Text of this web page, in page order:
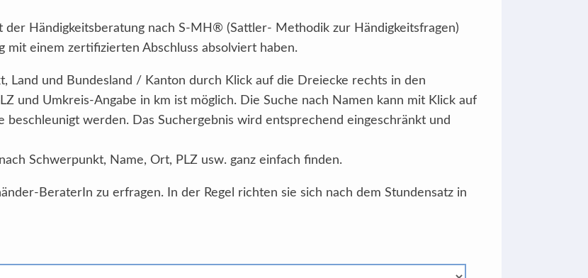
der Händigkeitsberatung nach S-MH® (Sattler- Methodik zur Händigkeitsfragen)
mit einem zertifizierten Abschluss absolviert haben.
Land und Bundesland / Kanton durch Klick auf die Dreiecke rechts in den
und Umkreis-Angabe in km ist möglich. Die Suche nach Namen kann mit Klick auf
beschleunigt werden. Das Suchergebnis wird entsprechend eingeschränkt und
Schwerpunkt, Name, Ort, PLZ usw. ganz einfach finden.
BeraterIn zu erfragen. In der Regel richten sie sich nach dem Stundensatz in